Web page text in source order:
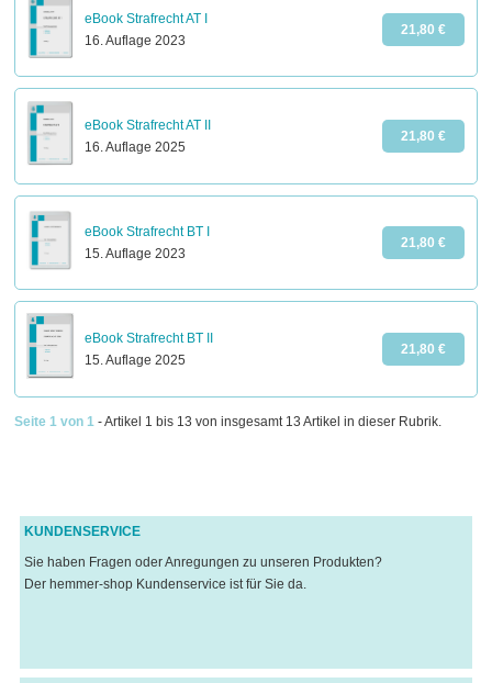
eBook Strafrecht AT I
16. Auflage 2023
21,80 €
eBook Strafrecht AT II
16. Auflage 2025
21,80 €
eBook Strafrecht BT I
15. Auflage 2023
21,80 €
eBook Strafrecht BT II
15. Auflage 2025
21,80 €
Seite 1 von 1 - Artikel 1 bis 13 von insgesamt 13 Artikel in dieser Rubrik.
KUNDENSERVICE
Sie haben Fragen oder Anregungen zu unseren Produkten?
Der hemmer-shop Kundenservice ist für Sie da.